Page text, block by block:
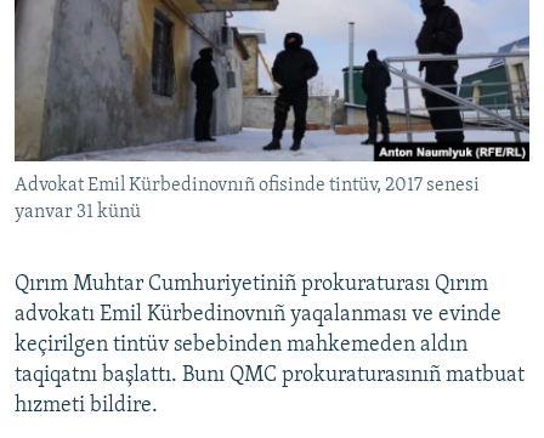
Русский
Українською
QOŞULIÑIZ!
Advokat Emil Kürbedinovnıñ ofisinde tintüv, 2017 senesi
yanvar 31 künü
Qırım Muhtar Cumhuriyetiniñ prokuraturası Qırım
advokatı Emil Kürbedinovnıñ yaqalanması ve evinde
keçirilgen tintüv sebebinden mahkemeden aldın
taqiqatnı başlattı. Bunı QMC prokuraturasınıñ matbuat
hızmeti bildire.